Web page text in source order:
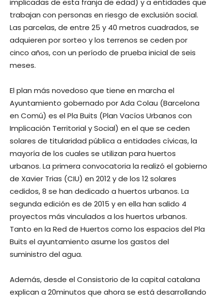
trabajan con personas en riesgo de exclusión social.
Las parcelas, de entre 25 y 40 metros cuadrados, se
adquieren por sorteo y los terrenos se ceden por
cinco años, con un período de prueba inicial de seis
meses.
El plan más novedoso que tiene en marcha el
Ayuntamiento gobernado por Ada Colau (Barcelona
en Comú) es el Pla Buits (Plan Vacíos Urbanos con
Implicación Territorial y Social) en el que se ceden
solares de titularidad pública a entidades cívicas, la
mayoría de los cuales se utilizan para huertos
urbanos. La primera convocatoria la realizó el gobierno
de Xavier Trias (CIU) en 2012 y de los 12 solares
cedidos, 8 se han dedicado a huertos urbanos. La
segunda edición es de 2015 y en ella han salido 4
proyectos más vinculados a los huertos urbanos.
Tanto en la Red de Huertos como los espacios del Pla
Buits el ayuntamiento asume los gastos del
suministro del agua.
Además, desde el Consistorio de la capital catalana
explican a 20minutos que ahora se está desarrollando